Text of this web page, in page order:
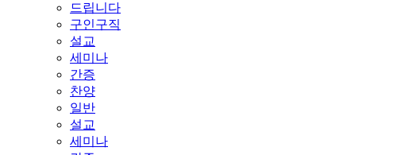
드립니다
구인구직
설교
세미나
간증
찬양
일반
설교
세미나